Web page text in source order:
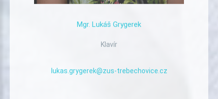
Mgr. Lukáš Grygerek
Klavír
lukas.grygerek@zus-trebechovice.cz